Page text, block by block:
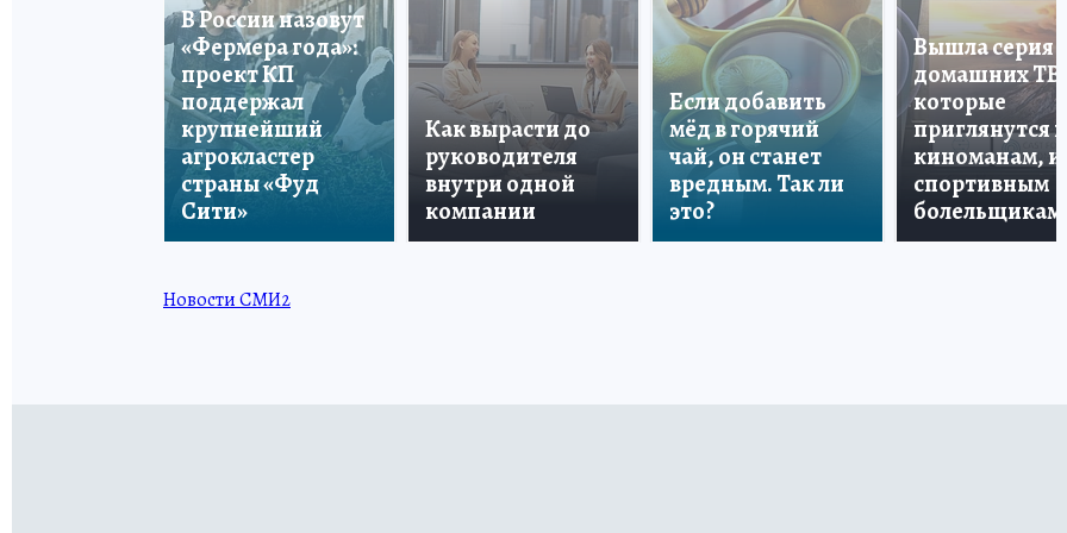
В России назовут
«Фермера года»:
проект КП
поддержал
крупнейший
агрокластер
страны «Фуд
Сити»
Как вырасти до
руководителя
внутри одной
компании
Если добавить
мёд в горячий
чай, он станет
вредным. Так ли
это?
Вышла серия
домашних ТВ,
которые
приглянутся и
киноманам, и
спортивным
болельщикам
Новости СМИ2